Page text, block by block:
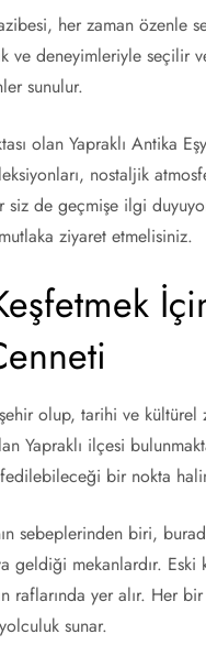
her zaman özenle
ve deneyimleriyle seçilir
sunulur.
olan Yapraklı Antika
nostaljik
siz de geçmişe ilgi
ziyaret etmelisiniz.
olup, tarihi ve kültürel
Yapraklı ilçesi
bir nokta
sebeplerinden biri,
geldiği mekanlardır.
yer alır. Her
sunar.